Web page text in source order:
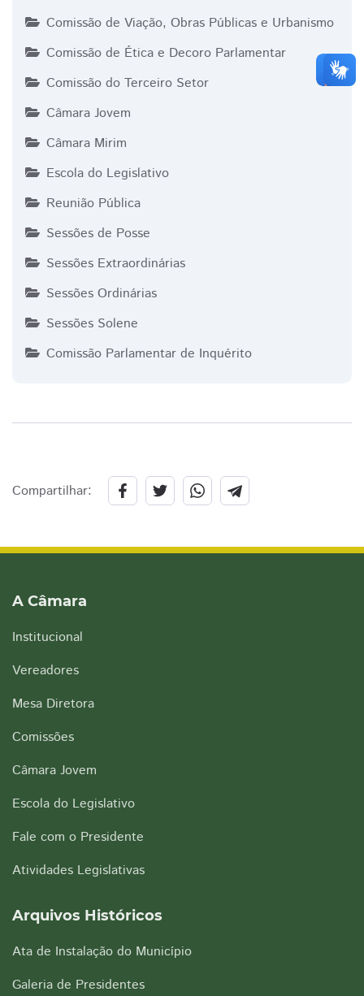
Comissão de Viação, Obras Públicas e Urbanismo
Comissão de Ética e Decoro Parlamentar
Comissão do Terceiro Setor
Câmara Jovem
Câmara Mirim
Escola do Legislativo
Reunião Pública
Sessões de Posse
Sessões Extraordinárias
Sessões Ordinárias
Sessões Solene
Comissão Parlamentar de Inquérito
Compartilhar:
A Câmara
Institucional
Vereadores
Mesa Diretora
Comissões
Câmara Jovem
Escola do Legislativo
Fale com o Presidente
Atividades Legislativas
Arquivos Históricos
Ata de Instalação do Município
Galeria de Presidentes